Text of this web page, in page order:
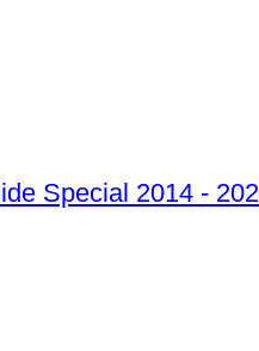
Special 2014 -